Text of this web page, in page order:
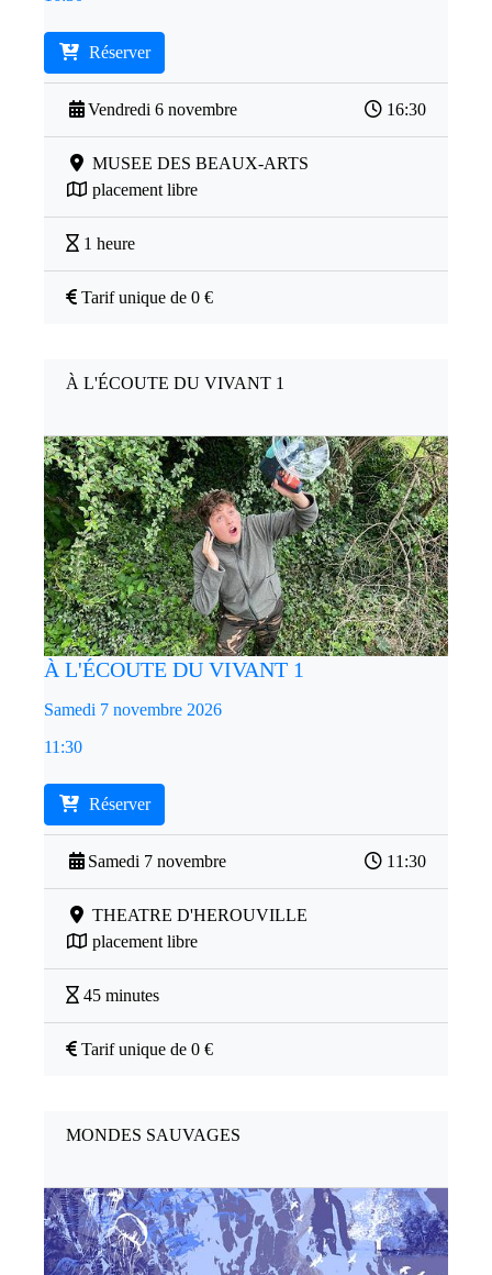
Réserver
Vendredi 6 novembre 16:30
MUSEE DES BEAUX-ARTS
placement libre
1 heure
Tarif unique de 0 €
À L'ÉCOUTE DU VIVANT 1
À L'ÉCOUTE DU VIVANT 1
Samedi 7 novembre 2026
11:30
Réserver
Samedi 7 novembre 11:30
THEATRE D'HEROUVILLE
placement libre
45 minutes
Tarif unique de 0 €
MONDES SAUVAGES